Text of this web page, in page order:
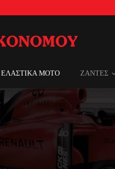
ΕΛΑΣΤΙΚΑ MOTO ΖΑΝΤΕΣ